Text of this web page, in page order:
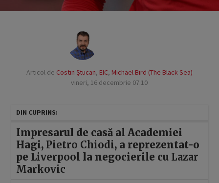
Articol de Costin Ștucan, EIC, Michael Bird (The Black Sea)
vineri, 16 decembrie 07:10
DIN CUPRINS:
Impresarul de casă al Academiei
Hagi, Pietro Chiodi, a reprezentat-o
pe Liverpool la negocierile cu Lazar
Markovic